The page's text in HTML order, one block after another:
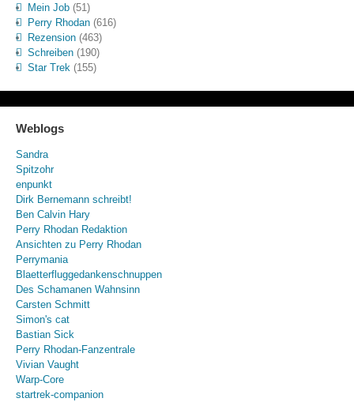
Mein Job(51)
Perry Rhodan(616)
Rezension(463)
Schreiben(190)
Star Trek(155)
Weblogs
Sandra
Spitzohr
enpunkt
Dirk Bernemann schreibt!
Ben Calvin Hary
Perry Rhodan Redaktion
Ansichten zu Perry Rhodan
Perrymania
Blaetterfluggedankenschnuppen
Des Schamanen Wahnsinn
Carsten Schmitt
Simon's cat
Bastian Sick
Perry Rhodan-Fanzentrale
Vivian Vaught
Warp-Core
startrek-companion